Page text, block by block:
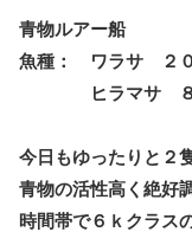
青物ルアー船
魚種： ワラサ ２
ヒラマサ ８
今日もゆったりと２
青物の活性高く絶好
時間帯で６ｋクラス